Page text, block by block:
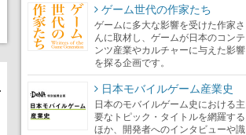
ゲーム世代の作家たち
ゲームに多大な影響を受けた作家さ
んに取材し、ゲームが日本のコンテ
ンツ産業やカルチャーに与えた影響
を探る企画です。
日本モバイルゲーム産業史
日本のモバイルゲーム史における主
要なトピック・タイトルを網羅する
ほか、開発者へのインタビューや識